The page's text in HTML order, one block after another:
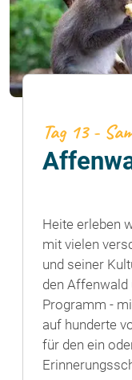
Tag 13 -
Heite erleben
mit vielen
und seiner
den Affenwald
Programm -
auf hunderte
für den ein